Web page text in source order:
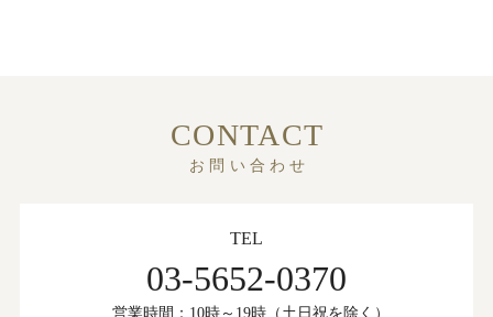
CONTACT
お問い合わせ
TEL
03-5652-0370
営業時間：10時～19時（土日祝を除く）